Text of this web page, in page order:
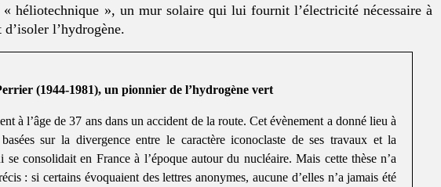
héliotechnique », un mur solaire qui lui fournit l’électricité nécessaire à
l’hydrogène.
(1944-1981), un pionnier de l’hydrogène vert
à l’âge de 37 ans dans un accident de la route. Cet évènement a donné lieu à
sur la divergence entre le caractère iconoclaste de ses travaux et la
consolidait en France à l’époque autour du nucléaire. Mais cette thèse n’a
: si certains évoquaient des lettres anonymes, aucune d’elles n’a jamais été